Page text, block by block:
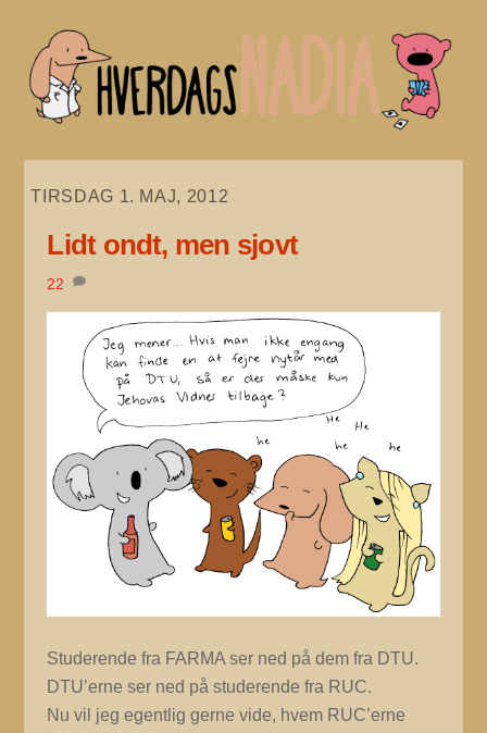
content
TIRSDAG 1. MAJ, 2012
Lidt ondt, men sjovt
22
Studerende fra FARMA ser ned på dem fra DTU.
DTU’erne ser ned på studerende fra RUC.
Nu vil jeg egentlig gerne vide, hvem RUC’erne